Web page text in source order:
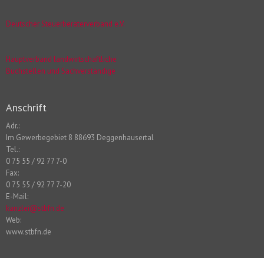
Deutscher Steuerberaterverband e.V.
Hauptverband landwirtschaftliche
Buchstellen und Sachverständige
Anschrift
Adr.:
Im Gewerbegebiet 8 88693 Deggenhausertal
Tel.:
0 75 55 / 92 77 7-0
Fax:
0 75 55 / 92 77 7-20
E-Mail:
kanzlei@stbfn.de
Web:
www.stbfn.de